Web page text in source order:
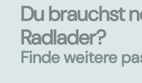
Du brauchst
Radlader?
Finde weitere